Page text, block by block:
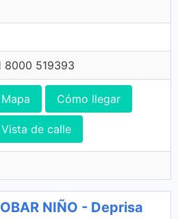
8000 519393
Mapa Cómo llegar
Vista de calle
NIÑO - Deprisa